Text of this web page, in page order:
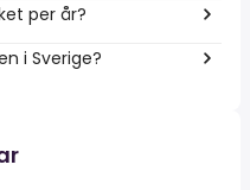
per år?
i Sverige?